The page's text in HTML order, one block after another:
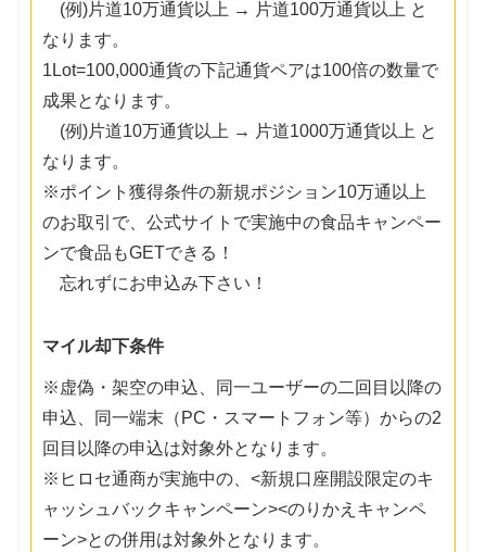
(例)片道10万通貨以上 → 片道100万通貨以上 と
なります。
1Lot=100,000通貨の下記通貨ペアは100倍の数量で
成果となります。
(例)片道10万通貨以上 → 片道1000万通貨以上 と
なります。
※ポイント獲得条件の新規ポジション10万通以上
のお取引で、公式サイトで実施中の食品キャンペー
ンで食品もGETできる！
忘れずにお申込み下さい！
マイル却下条件
※虚偽・架空の申込、同一ユーザーの二回目以降の
申込、同一端末（PC・スマートフォン等）からの2
回目以降の申込は対象外となります。
※ヒロセ通商が実施中の、<新規口座開設限定のキ
ャッシュバックキャンペーン><のりかえキャンペ
ーン>との併用は対象外となります。